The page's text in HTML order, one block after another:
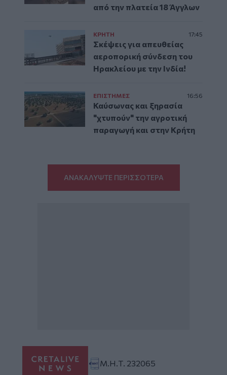
από την πλατεία 18 Άγγλων
ΚΡΗΤΗ 17:45
Σκέψεις για απευθείας
αεροπορική σύνδεση του
Ηρακλείου με την Ινδία!
ΕΠΙΣΤΗΜΕΣ 16:56
Καύσωνας και ξηρασία
"χτυπούν" την αγροτική
παραγωγή και στην Κρήτη
ΑΝΑΚΑΛΥΨΤΕ ΠΕΡΙΣΣΟΤΕΡΑ
Μ.Η.Τ. 232065